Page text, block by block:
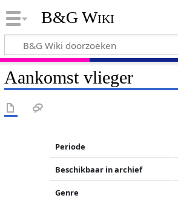
B&G Wiki
Aankomst vlieger
Periode
Beschikbaar in archief
Genre